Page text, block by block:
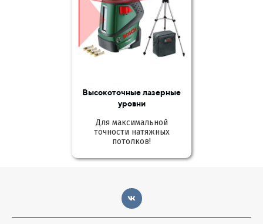
Высокоточные лазерные
уровни
Для максимальной
точности натяжных
потолков!